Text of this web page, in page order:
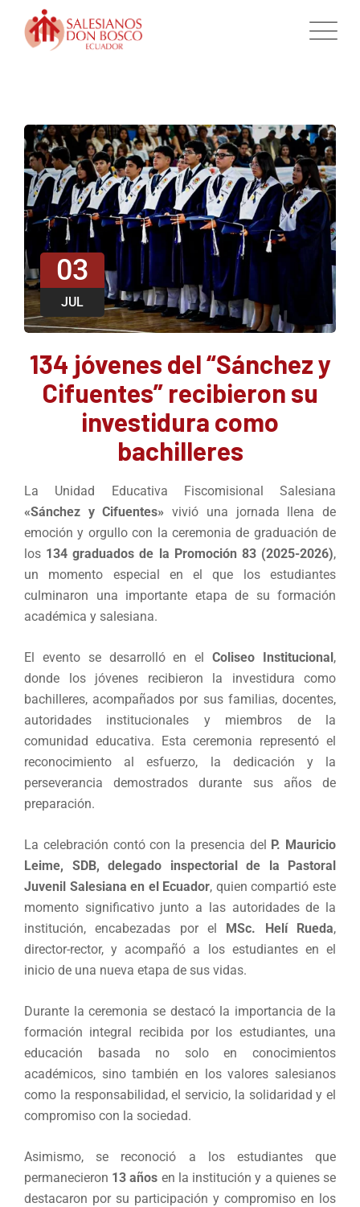
03
JUL
134 jóvenes del “Sánchez y
Cifuentes” recibieron su
investidura como
bachilleres
La Unidad Educativa Fiscomisional Salesiana
«Sánchez y Cifuentes» vivió una jornada llena de
emoción y orgullo con la ceremonia de graduación de
los 134 graduados de la Promoción 83 (2025-2026),
un momento especial en el que los estudiantes
culminaron una importante etapa de su formación
académica y salesiana.
El evento se desarrolló en elColiseo Institucional,
donde los jóvenes recibieron la investidura como
bachilleres, acompañados por sus familias, docentes,
autoridades institucionales y miembros de la
comunidad educativa. Esta ceremonia representó el
reconocimiento al esfuerzo, la dedicación y la
perseverancia demostrados durante sus años de
preparación.
La celebración contó con la presencia del P. Mauricio
Leime, SDB, delegado inspectorial de la Pastoral
Juvenil Salesiana en el Ecuador, quien compartió este
momento significativo junto a las autoridades de la
institución, encabezadas por el MSc. Helí Rueda,
director-rector, y acompañó a los estudiantes en el
inicio de una nueva etapa de sus vidas.
Durante la ceremonia se destacó la importancia de la
formación integral recibida por los estudiantes, una
educación basada no solo en conocimientos
académicos, sino también en los valores salesianos
como la responsabilidad, el servicio, la solidaridad y el
compromiso con la sociedad.
Asimismo, se reconoció a los estudiantes que
permanecieron 13 años en la institución y a quienes se
destacaron por su participación y compromiso en los